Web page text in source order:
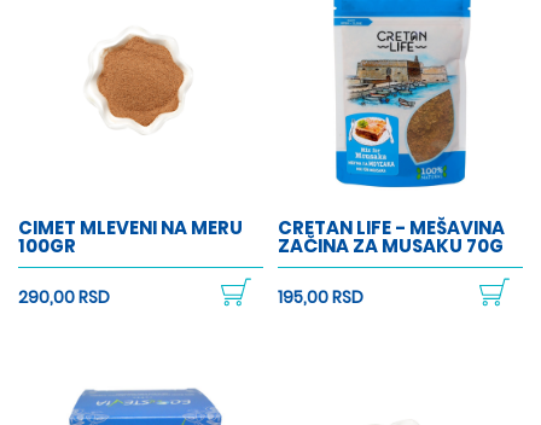
CIMET MLEVENI NA MERU
100GR
290,00 RSD
CRETAN LIFE - MEŠAVINA
ZAČINA ZA MUSAKU 70G
195,00 RSD